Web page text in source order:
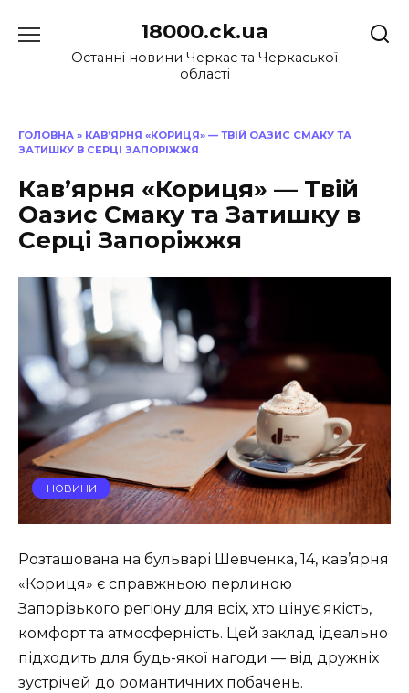
до
18000.ck.ua
Останні новини Черкас та Черкаської
області
ГОЛОВНА » КАВ’ЯРНЯ «КОРИЦЯ» — ТВІЙ ОАЗИС СМАКУ ТА
ЗАТИШКУ В СЕРЦІ ЗАПОРІЖЖЯ
Кав’ярня «Кориця» — Твій
Оазис Смаку та Затишку в
Серці Запоріжжя
НОВИНИ
Розташована на бульварі Шевченка, 14, кав’ярня
«Кориця» є справжньою перлиною
Запорізького регіону для всіх, хто цінує якість,
комфорт та атмосферність. Цей заклад ідеально
підходить для будь-якої нагоди — від дружніх
зустрічей до романтичних побачень.